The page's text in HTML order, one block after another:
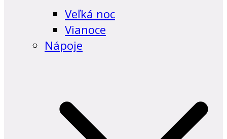
Veľká noc
Vianoce
Nápoje